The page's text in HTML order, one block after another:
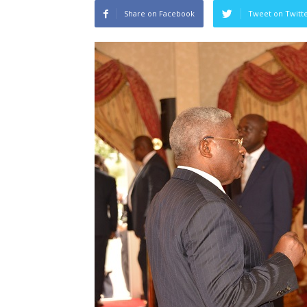
Share on Facebook Tweet on